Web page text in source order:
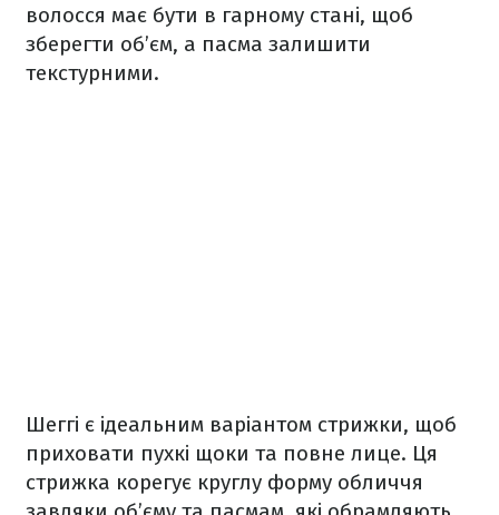
волосся має бути в гарному стані, щоб
зберегти об’єм, а пасма залишити
текстурними.
Шеггі є ідеальним варіантом стрижки, щоб
приховати пухкі щоки та повне лице. Ця
стрижка корегує круглу форму обличчя